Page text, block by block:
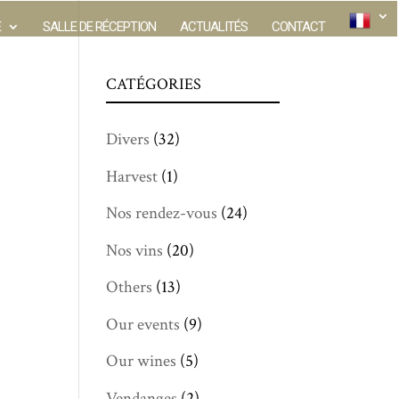
SALLE DE RÉCEPTION ACTUALITÉS CONTACT
CATÉGORIES
Divers (32)
Harvest (1)
Nos rendez-vous (24)
Nos vins (20)
Others (13)
Our events (9)
Our wines (5)